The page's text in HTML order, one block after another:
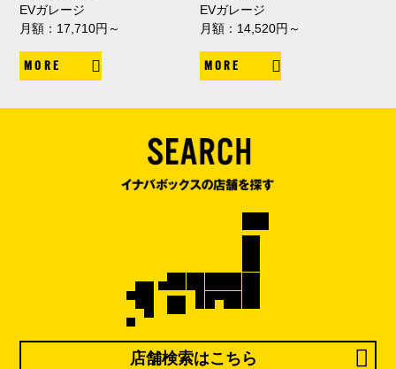
EVガレージ
月額：17,710円～
MORE
EVガレージ
月額：14,520円～
MORE
店舗検索はこちら